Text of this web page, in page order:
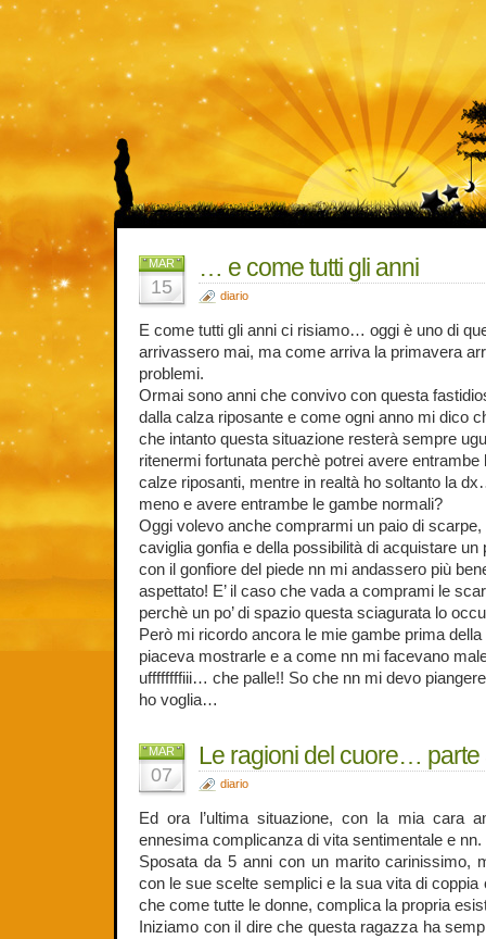
MAR
15
… e come tutti gli anni
diario
E come tutti gli anni ci risiamo… oggi è uno di
arrivassero mai, ma come arriva la primavera
problemi.
Ormai sono anni che convivo con questa
dalla calza riposante e come ogni anno mi dico
che intanto questa situazione resterà sempre
ritenermi fortunata perchè potrei avere entrambe
calze riposanti, mentre in realtà ho soltanto la
meno e avere entrambe le gambe normali?
Oggi volevo anche comprarmi un paio di
caviglia gonfia e della possibilità di acquistare un
con il gonfiore del piede nn mi andassero più
aspettato! E’ il caso che vada a comprami le
perchè un po’ di spazio questa sciagurata lo
Però mi ricordo ancora le mie gambe prima
piaceva mostrarle e a come nn mi facevano
uffffffffiii… che palle!! So che nn mi devo
ho voglia…
MAR
07
Le ragioni del cuore… parte
diario
Ed ora l’ultima situazione, con la mia cara
ennesima complicanza di vita sentimentale e nn.
Sposata da 5 anni con un marito carinissimo,
con le sue scelte semplici e la sua vita di coppia
che come tutte le donne, complica la propria
Iniziamo con il dire che questa ragazza ha